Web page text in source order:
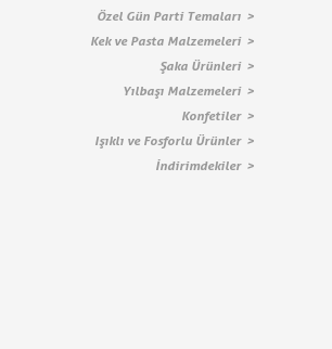
Özel Gün Parti Temaları
Kek ve Pasta Malzemeleri
Şaka Ürünleri
Yılbaşı Malzemeleri
Konfetiler
Işıklı ve Fosforlu Ürünler
İndirimdekiler